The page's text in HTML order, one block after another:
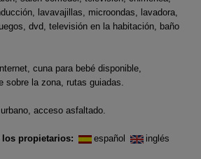
lavavajillas, microondas, lavadora,
dvd, televisión en la habitación, baño
cuna para bebé disponible,
sobre la zona, rutas guiadas.
acceso asfaltado.
propietarios: español inglés